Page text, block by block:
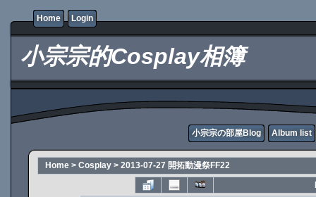
Home Login
小宗宗的Cosplay相簿
小宗宗の部屋Blog Album list
Home > Cosplay > 2013-07-27 開拓動漫祭FF22